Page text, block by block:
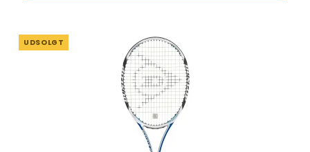
UDSOLGT